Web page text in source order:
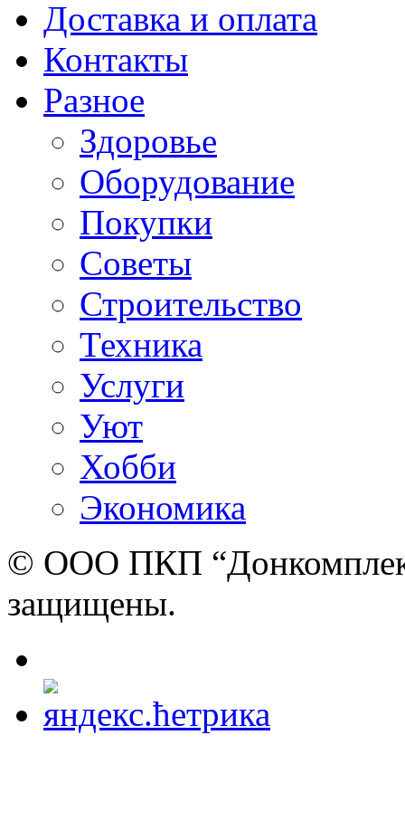
Доставка и оплата
Контакты
Разное
Здоровье
Оборудование
Покупки
Советы
Строительство
Техника
Услуги
Уют
Хобби
Экономика
© ООО ПКП
защищены.